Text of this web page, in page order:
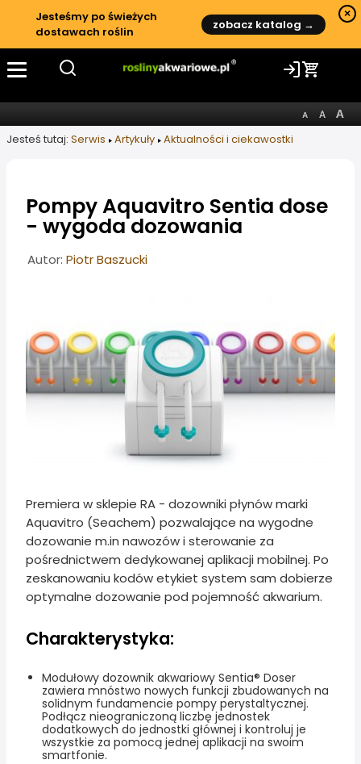
Jesteśmy po świeżych
dostawach roślin
zobacz katalog →
×
Jesteś tutaj: Serwis Artykuły Aktualności i ciekawostki
Pompy Aquavitro Sentia dose
- wygoda dozowania
Informacje o artykule
Autor: Piotr Baszucki
Premiera w sklepie RA - dozowniki płynów marki
Aquavitro (Seachem) pozwalające na wygodne
dozowanie m.in nawozów i sterowanie za
pośrednictwem dedykowanej aplikacji mobilnej. Po
zeskanowaniu kodów etykiet system sam dobierze
optymalne dozowanie pod pojemność akwarium.
Charakterystyka:
Modułowy dozownik akwariowy Sentia® Doser
zawiera mnóstwo nowych funkcji zbudowanych na
solidnym fundamencie pompy perystaltycznej.
Podłącz nieograniczoną liczbę jednostek
dodatkowych do jednostki głównej i kontroluj je
wszystkie za pomocą jednej aplikacji na swoim
smartfonie.